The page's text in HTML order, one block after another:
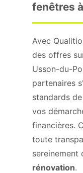
fenêtres
Avec
des offres
Usson-du-
partenaires
standards
vos
financières.
toute
sereinement
rénovation.